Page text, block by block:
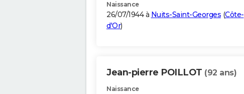
Naissance
26/07/1944 à Nuits-Saint-Georges (Côte-
d'Or)
Jean-pierre POILLOT (92 ans)
Naissance